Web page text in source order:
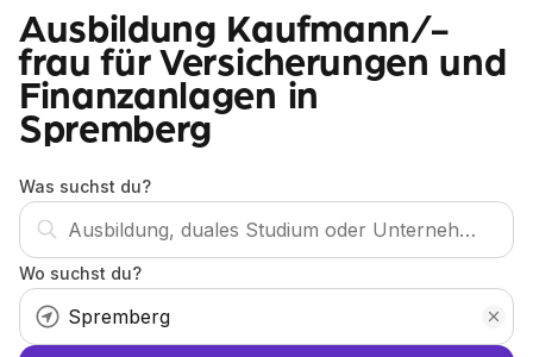
Ausbildung Kaufmann/-
frau für Versicherungen und
Finanzanlagen in
Spremberg
Was suchst du?
Wo suchst du?